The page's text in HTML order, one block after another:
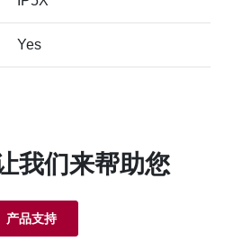
Yes
我们来帮助您
产品支持